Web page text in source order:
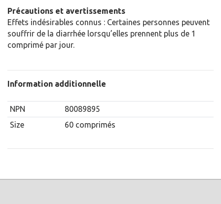
Précautions et avertissements
Effets indésirables connus : Certaines personnes peuvent
souffrir de la diarrhée lorsqu’elles prennent plus de 1
comprimé par jour.
Information additionnelle
NPN
80089895
Size
60 comprimés